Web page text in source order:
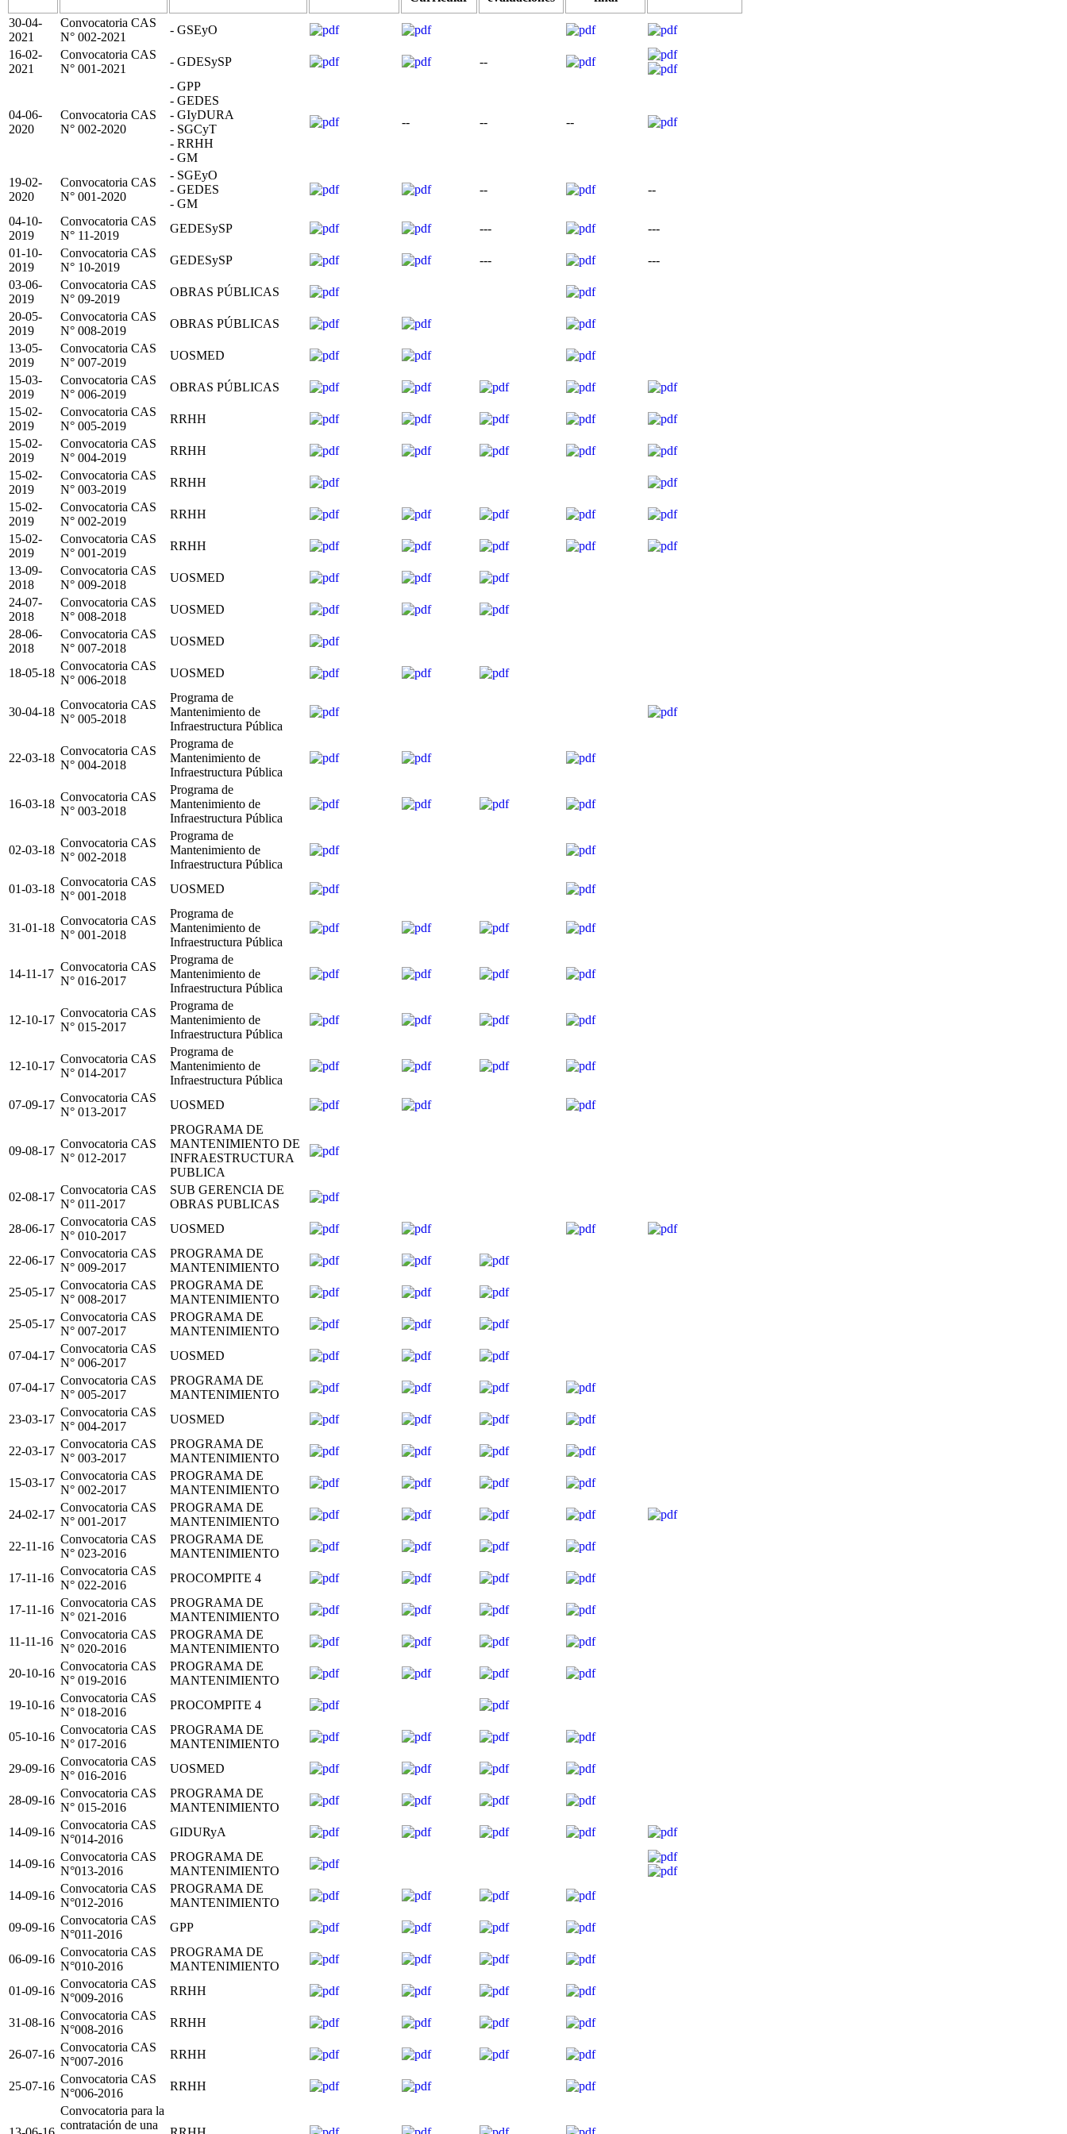
30-04-
2021
Convocatoria CAS
N° 002-2021
- GSEyO
16-02-
2021
Convocatoria CAS
N° 001-2021
- GDESySP --
04-06-
2020
Convocatoria CAS
N° 002-2020
- GPP
- GEDES
- GIyDURA
- SGCyT
- RRHH
- GM
-- -- --
19-02-
2020
Convocatoria CAS
N° 001-2020
- SGEyO
- GEDES
- GM
-- --
04-10-
2019
Convocatoria CAS
N° 11-2019
GEDESySP ---
---
01-10-
2019
Convocatoria CAS
N° 10-2019
GEDESySP ---
---
03-06-
2019
Convocatoria CAS
N° 09-2019
OBRAS PÚBLICAS
20-05-
2019
Convocatoria CAS
N° 008-2019
OBRAS PÚBLICAS
13-05-
2019
Convocatoria CAS
N° 007-2019
UOSMED
15-03-
2019
Convocatoria CAS
N° 006-2019
OBRAS PÚBLICAS
15-02-
2019
Convocatoria CAS
N° 005-2019
RRHH
15-02-
2019
Convocatoria CAS
N° 004-2019
RRHH
15-02-
2019
Convocatoria CAS
N° 003-2019
RRHH
15-02-
2019
Convocatoria CAS
N° 002-2019
RRHH
15-02-
2019
Convocatoria CAS
N° 001-2019
RRHH
13-09-
2018
Convocatoria CAS
N° 009-2018
UOSMED
24-07-
2018
Convocatoria CAS
N° 008-2018
UOSMED
28-06-
2018
Convocatoria CAS
N° 007-2018
UOSMED
18-05-18
Convocatoria CAS
N° 006-2018
UOSMED
30-04-18
Convocatoria CAS
N° 005-2018
Programa de
Mantenimiento de
Infraestructura Pública
22-03-18
Convocatoria CAS
N° 004-2018
Programa de
Mantenimiento de
Infraestructura Pública
16-03-18
Convocatoria CAS
N° 003-2018
Programa de
Mantenimiento de
Infraestructura Pública
02-03-18
Convocatoria CAS
N° 002-2018
Programa de
Mantenimiento de
Infraestructura Pública
01-03-18
Convocatoria CAS
N° 001-2018
UOSMED
31-01-18
Convocatoria CAS
N° 001-2018
Programa de
Mantenimiento de
Infraestructura Pública
14-11-17
Convocatoria CAS
N° 016-2017
Programa de
Mantenimiento de
Infraestructura Pública
12-10-17
Convocatoria CAS
N° 015-2017
Programa de
Mantenimiento de
Infraestructura Pública
12-10-17
Convocatoria CAS
N° 014-2017
Programa de
Mantenimiento de
Infraestructura Pública
07-09-17
Convocatoria CAS
N° 013-2017
UOSMED
09-08-17
Convocatoria CAS
N° 012-2017
PROGRAMA DE
MANTENIMIENTO DE
INFRAESTRUCTURA
PUBLICA
02-08-17
Convocatoria CAS
N° 011-2017
SUB GERENCIA DE
OBRAS PUBLICAS
28-06-17
Convocatoria CAS
N° 010-2017
UOSMED
22-06-17
Convocatoria CAS
N° 009-2017
PROGRAMA DE
MANTENIMIENTO
25-05-17
Convocatoria CAS
N° 008-2017
PROGRAMA DE
MANTENIMIENTO
25-05-17
Convocatoria CAS
N° 007-2017
PROGRAMA DE
MANTENIMIENTO
07-04-17
Convocatoria CAS
N° 006-2017
UOSMED
07-04-17
Convocatoria CAS
N° 005-2017
PROGRAMA DE
MANTENIMIENTO
23-03-17
Convocatoria CAS
N° 004-2017
UOSMED
22-03-17
Convocatoria CAS
N° 003-2017
PROGRAMA DE
MANTENIMIENTO
15-03-17
Convocatoria CAS
N° 002-2017
PROGRAMA DE
MANTENIMIENTO
24-02-17
Convocatoria CAS
N° 001-2017
PROGRAMA DE
MANTENIMIENTO
22-11-16
Convocatoria CAS
N° 023-2016
PROGRAMA DE
MANTENIMIENTO
17-11-16
Convocatoria CAS
N° 022-2016
PROCOMPITE 4
17-11-16
Convocatoria CAS
N° 021-2016
PROGRAMA DE
MANTENIMIENTO
11-11-16
Convocatoria CAS
N° 020-2016
PROGRAMA DE
MANTENIMIENTO
20-10-16
Convocatoria CAS
N° 019-2016
PROGRAMA DE
MANTENIMIENTO
19-10-16
Convocatoria CAS
N° 018-2016
PROCOMPITE 4
05-10-16
Convocatoria CAS
N° 017-2016
PROGRAMA DE
MANTENIMIENTO
29-09-16
Convocatoria CAS
N° 016-2016
UOSMED
28-09-16
Convocatoria CAS
N° 015-2016
PROGRAMA DE
MANTENIMIENTO
14-09-16
Convocatoria CAS
N°014-2016
GIDURyA
14-09-16
Convocatoria CAS
N°013-2016
PROGRAMA DE
MANTENIMIENTO
14-09-16
Convocatoria CAS
N°012-2016
PROGRAMA DE
MANTENIMIENTO
09-09-16
Convocatoria CAS
N°011-2016
GPP
06-09-16
Convocatoria CAS
N°010-2016
PROGRAMA DE
MANTENIMIENTO
01-09-16
Convocatoria CAS
N°009-2016
RRHH
31-08-16
Convocatoria CAS
N°008-2016
RRHH
26-07-16
Convocatoria CAS
N°007-2016
RRHH
25-07-16
Convocatoria CAS
N°006-2016
RRHH
Convocatoria para la
contratación de una